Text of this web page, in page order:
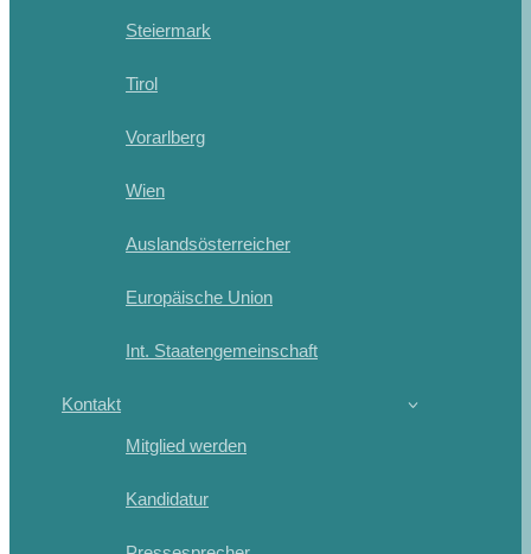
Steiermark
Tirol
Vorarlberg
Wien
Auslandsösterreicher
Europäische Union
Int. Staatengemeinschaft
Kontakt
Mitglied werden
Kandidatur